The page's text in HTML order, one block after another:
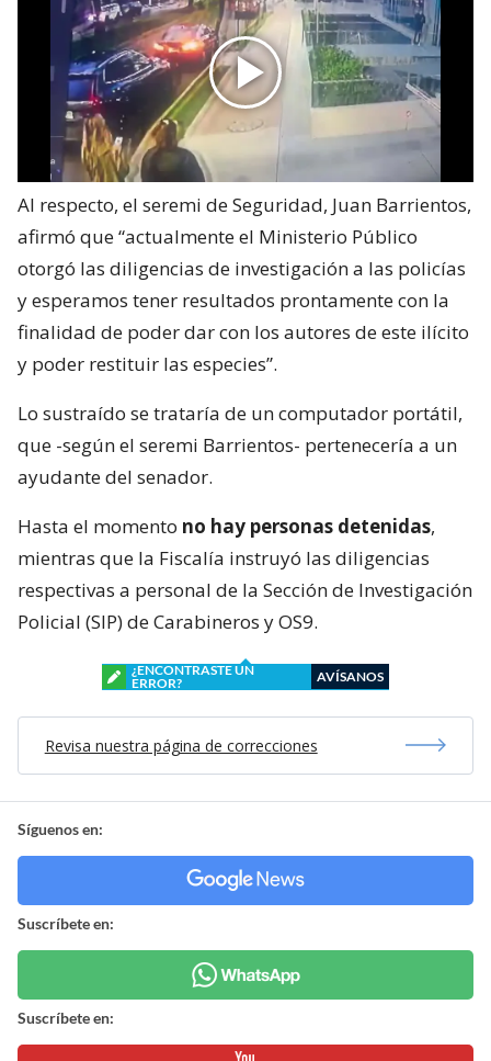
Al respecto, el seremi de Seguridad, Juan Barrientos,
afirmó que “actualmente el Ministerio Público
otorgó las diligencias de investigación a las policías
y esperamos tener resultados prontamente con la
finalidad de poder dar con los autores de este ilícito
y poder restituir las especies”.
Lo sustraído se trataría de un computador portátil,
que -según el seremi Barrientos- pertenecería a un
ayudante del senador.
Hasta el momento no hay personas detenidas,
mientras que la Fiscalía instruyó las diligencias
respectivas a personal de la Sección de Investigación
Policial (SIP) de Carabineros y OS9.
¿ENCONTRASTE UN
ERROR?
AVÍSANOS
Revisa nuestra página de correcciones
Síguenos en:
Suscríbete en:
Suscríbete en: